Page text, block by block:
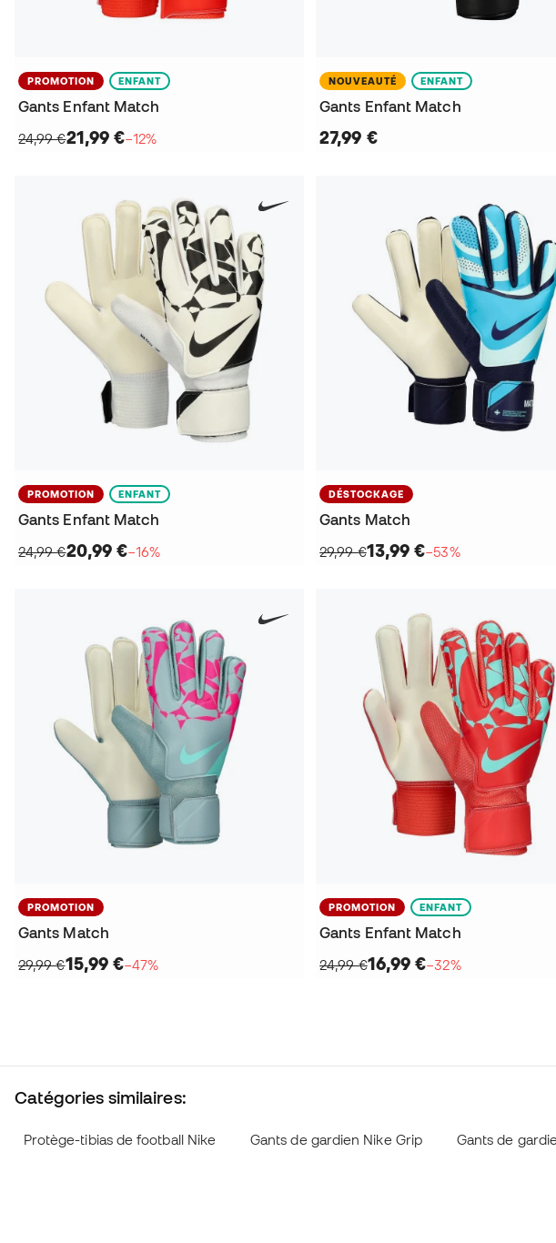
PROMOTION ENFANT
Gants Enfant Match
24,99 €21,99 €−12%
NOUVEAUTÉ ENFANT
Gants Enfant Match
27,99 €
PROMOTION ENFANT
Gants Enfant Match
24,99 €20,99 €−16%
DÉSTOCKAGE
Gants Match
29,99 €13,99 €−53%
PROMOTION
Gants Match
29,99 €15,99 €−47%
PROMOTION ENFANT
Gants Enfant Match
24,99 €16,99 €−32%
Catégories similaires:
Protège-tibias de football Nike Gants de gardien Nike Grip Gants de